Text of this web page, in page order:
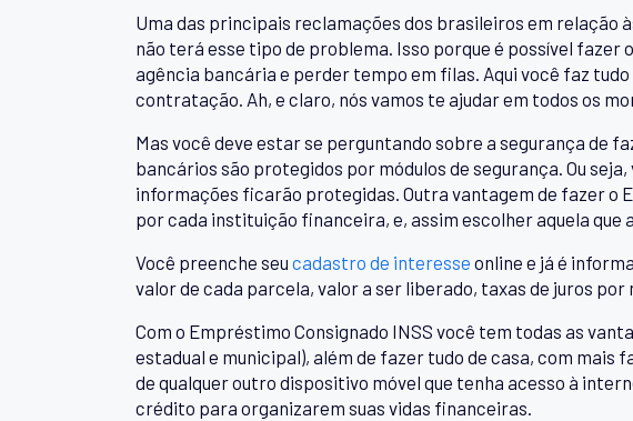
Uma das principais reclamações dos brasileiros em
não terá esse tipo de problema. Isso porque é possível fazer
agência bancária e perder tempo em filas. Aqui você faz
contratação. Ah, e claro, nós vamos te ajudar em todos os
Mas você deve estar se perguntando sobre a segurança de
bancários são protegidos por módulos de segurança. Ou
informações ficarão protegidas. Outra vantagem de fazer o
por cada instituição financeira, e, assim escolher aquela que
Você preenche seu cadastro de interesse online e já é
valor de cada parcela, valor a ser liberado, taxas de juros por
Com o Empréstimo Consignado INSS você tem todas as
estadual e municipal), além de fazer tudo de casa, com mais
de qualquer outro dispositivo móvel que tenha acesso à
crédito para organizarem suas vidas financeiras.